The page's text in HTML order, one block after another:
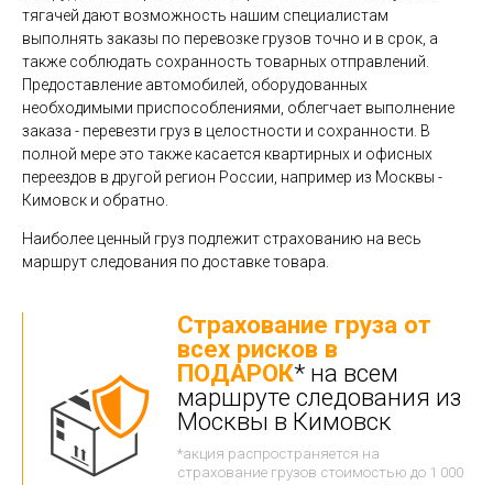
тягачей дают возможность нашим специалистам
выполнять заказы по перевозке грузов точно и в срок, а
также соблюдать сохранность товарных отправлений.
Предоставление автомобилей, оборудованных
необходимыми приспособлениями, облегчает выполнение
заказа - перевезти груз в целостности и сохранности. В
полной мере это также касается квартирных и офисных
переездов в другой регион России, например из Москвы -
Кимовск и обратно.
Наиболее ценный груз подлежит страхованию на весь
маршрут следования по доставке товара.
Страхование груза от
всех рисков в
ПОДАРОК* на всем
маршруте следования из
Москвы в Кимовск
*акция распространяется на
страхование грузов стоимостью до 1 000